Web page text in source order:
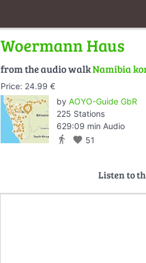
Woermann Haus
from the audio walkNamibia
Price: 24.99 €
by AOYO-Guide GbR
225 Stations
629:09 min Audio
directions_walk favorite 51
Listen to